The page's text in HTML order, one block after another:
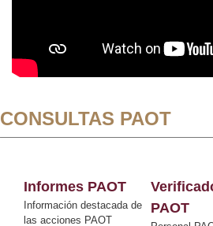
CONSULTAS PAOT
Informes PAOT
Información destacada de
las acciones PAOT
PAOT